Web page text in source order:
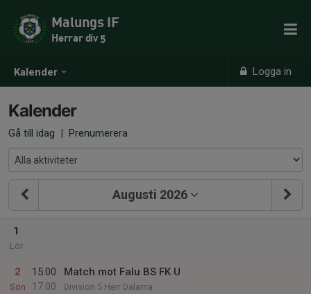
Kalender Logga in
Malungs IF
Herrar div 5
Kalender
Gå till idag | Prenumerera
Augusti 2026
1
Lör
2
Sön
15:00
17:00
Match mot Falu BS FK U
Division 5 Herr Dalarna